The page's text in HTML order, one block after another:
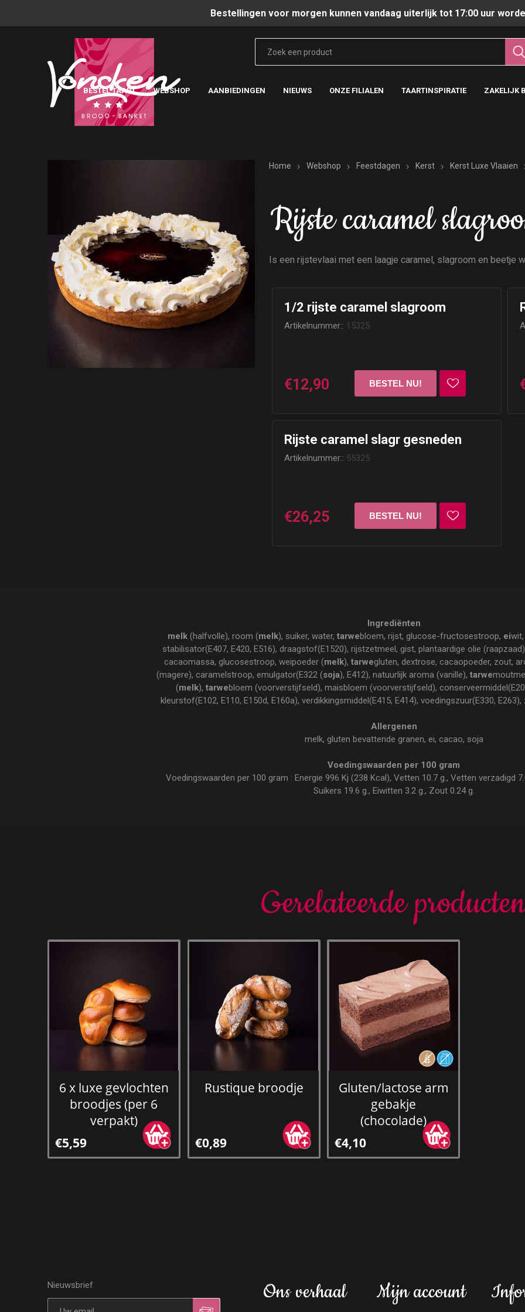
Bestellingen voor morgen kunnen vandaag uiterlijk tot 17:00 uur
BESTEL TAART WEBSHOP AANBIEDINGEN NIEUWS ONZE FILIALEN TAARTINSPIRATIE ZAKELIJK
Home Webshop Feestdagen Kerst Kerst Luxe Vlaaien
Rijste caramel
Is een rijstevlaai met een laagje caramel, slagroom en beetje
1/2 rijste caramel slagroom
Artikelnummer:: 15325
€12,90
Rijste caramel slagr gesneden
Artikelnummer:: 55325
€26,25
Ingrediënten
melk(halfvolle), room (melk), suiker, water, tarwebloem, rijst, glucose-fructosestroop, ei
stabilisator(E407, E420, E516), draagstof(E1520), rijstzetmeel, gist, plantaardige olie
cacaomassa, glucosestroop, weipoeder (melk), tarwegluten, dextrose, cacaopoeder, zout,
(magere), caramelstroop, emulgator(E322 (soja), E412), natuurlijk aroma (vanille), tarwe
(melk), tarwebloem (voorverstijfseld), maisbloem (voorverstijfseld),
kleurstof(E102, E110, E150d, E160a), verdikkingsmiddel(E415, E414), voedingszuur(E330,
Allergenen
melk, gluten bevattende granen, ei, cacao, soja
Voedingswaarden per 100 gram
Voedingswaarden per 100 gram : Energie 996 Kj (238 Kcal), Vetten 10.7 g., Vetten verzadigd
Suikers 19.6 g., Eiwitten 3.2 g., Zout 0.24 g.
Gerelateerde
6 x luxe gevlochten
broodjes (per 6
verpakt)
€5,59
Rustique broodje
€0,89
Gluten/lactose arm
gebakje
(chocolade)
€4,10
Nieuwsbrief Ons verhaal Mijn account